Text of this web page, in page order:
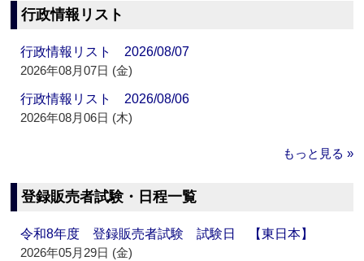
行政情報リスト
行政情報リスト 2026/08/07
2026年08月07日 (金)
行政情報リスト 2026/08/06
2026年08月06日 (木)
もっと見る »
登録販売者試験・日程一覧
令和8年度 登録販売者試験 試験日 【東日本】
2026年05月29日 (金)